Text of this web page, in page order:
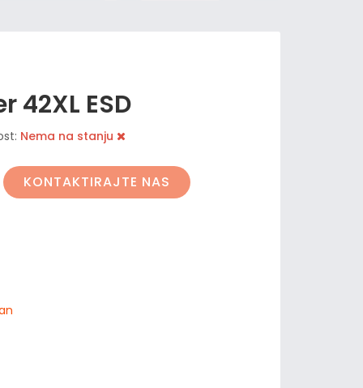
42XL ESD
Nema na stanju
KONTAKTIRAJTE NAS